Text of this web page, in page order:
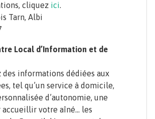
, cliquez ici.
Tarn, Albi
Local d’Information et de
des informations dédiées aux
tel qu’un service à domicile,
d’autonomie, une
accueillir votre aîné… les